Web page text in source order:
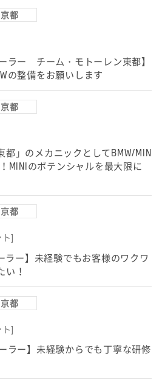
都
ラー チーム・モトーレン東都】
の整備をお願いします
都
都」のメカニックとしてBMW/MIN
MINIのポテンシャルを最大限に
都
]
ラー】未経験でもお客様のワクワ
い！
都
]
ラー】未経験からでも丁寧な研修